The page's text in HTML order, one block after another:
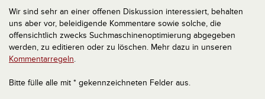
Wir sind sehr an einer offenen Diskussion interessiert, behalten
uns aber vor, beleidigende Kommentare sowie solche, die
offensichtlich zwecks Suchmaschinenoptimierung abgegeben
werden, zu editieren oder zu löschen. Mehr dazu in unseren
Kommentarregeln.
Bitte fülle alle mit * gekennzeichneten Felder aus.